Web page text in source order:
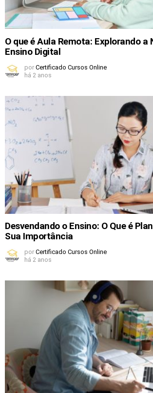
O que é Aula Remota: Explorando a
Ensino Digital
por Certificado Cursos Online
há 2 anos
Desvendando o Ensino: O Que é
Sua Importância
por Certificado Cursos Online
há 2 anos